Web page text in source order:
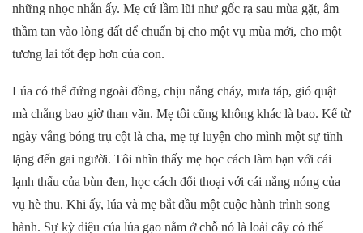
những nhọc nhằn ấy. Mẹ cứ lầm lũi như gốc rạ sau mùa gặt, âm
thầm tan vào lòng đất để chuẩn bị cho một vụ mùa mới, cho một
tương lai tốt đẹp hơn của con.
Lúa có thể đứng ngoài đồng, chịu nắng cháy, mưa táp, gió quật
mà chẳng bao giờ than vãn. Mẹ tôi cũng không khác là bao. Kể từ
ngày vắng bóng trụ cột là cha, mẹ tự luyện cho mình một sự tĩnh
lặng đến gai người. Tôi nhìn thấy mẹ học cách làm bạn với cái
lạnh thấu của bùn đen, học cách đối thoại với cái nắng nóng của
vụ hè thu. Khi ấy, lúa và mẹ bắt đầu một cuộc hành trình song
hành. ​Sự kỳ diệu của lúa gạo nằm ở chỗ nó là loài cây có thể